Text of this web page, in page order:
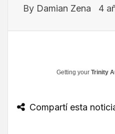
By Damian Zena 4
Getting your Trinity
Compartí esta